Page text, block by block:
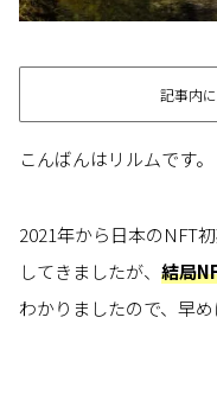
記事内
こんばんはリルムです。
2021年から日本のNFT
してきましたが、 結局
わかりましたので、早